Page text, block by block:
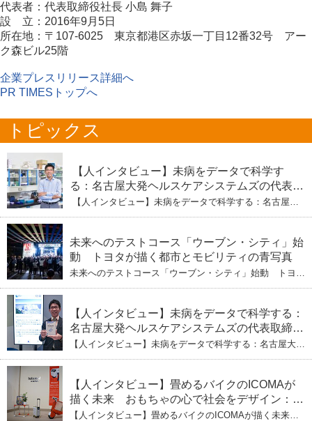
代表者：代表取締役社長 小島 舞子
設 立：2016年9月5日
所在地：〒107-6025 東京都港区赤坂一丁目12番32号 アー
ク森ビル25階
企業プレスリリース詳細へ
PR TIMESトップへ
トピックス
【人インタビュー】未病をデータで科学す
る：名古屋大発ヘルスケアシステムズの代表取
締役社長・瀧本陽介 【下】「人生80年の暇つ
ぶし」を着実に：理系ニートが挑むヘルスケア
【人インタビュー】未病をデータで科学する：名古屋大
挑むヘルスケア標準化と海外戦略
未来へのテストコース「ウーブン・シティ」始
動 トヨタが描く都市とモビリティの青写真
未来へのテストコース「ウーブン・シティ」始動 トヨタ
【人インタビュー】未病をデータで科学する：
名古屋大発ヘルスケアシステムズの代表取締役
社長・瀧本陽介 郵送検査で挑む健康の未来
【人インタビュー】未病をデータで科学する：名古屋大発
【人インタビュー】畳めるバイクのICOMAが
描く未来 おもちゃの心で社会をデザイン：株
式会社ICOMAの代表取締役・生駒崇光
【人インタビュー】畳めるバイクのICOMAが描く未来